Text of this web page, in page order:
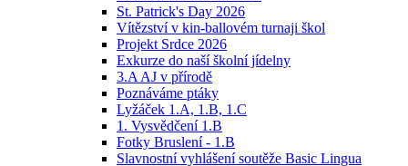
St. Patrick's Day 2026
Vítězství v kin-ballovém turnaji škol
Projekt Srdce 2026
Exkurze do naší školní jídelny
3.A AJ v přírodě
Poznáváme ptáky
Lyžáček 1.A, 1.B, 1.C
1. Vysvědčení 1.B
Fotky Bruslení - 1.B
Slavnostní vyhlášení soutěže Basic Lingua